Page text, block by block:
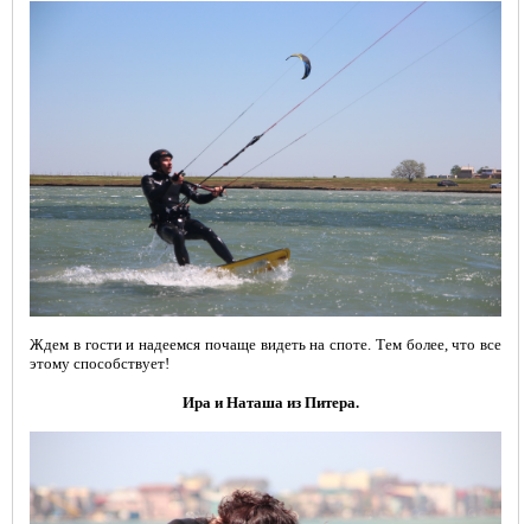
Ждем в гости и надеемся почаще видеть на споте. Тем более, что все
этому способствует!
Ира и Наташа из Питера.